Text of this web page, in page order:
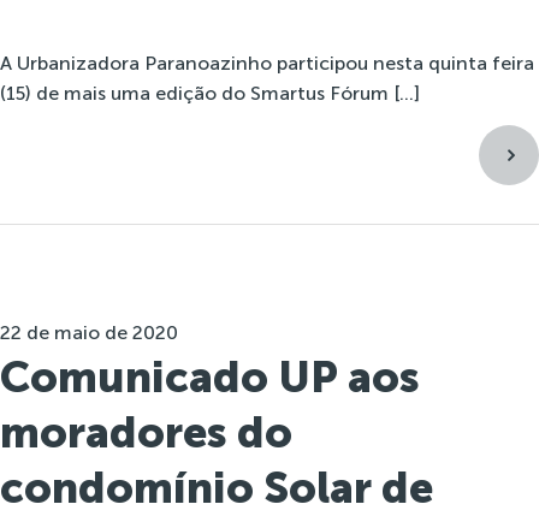
A Urbanizadora Paranoazinho participou nesta quinta feira
(15) de mais uma edição do Smartus Fórum […]
22 de maio de 2020
Comunicado UP aos
moradores do
condomínio Solar de